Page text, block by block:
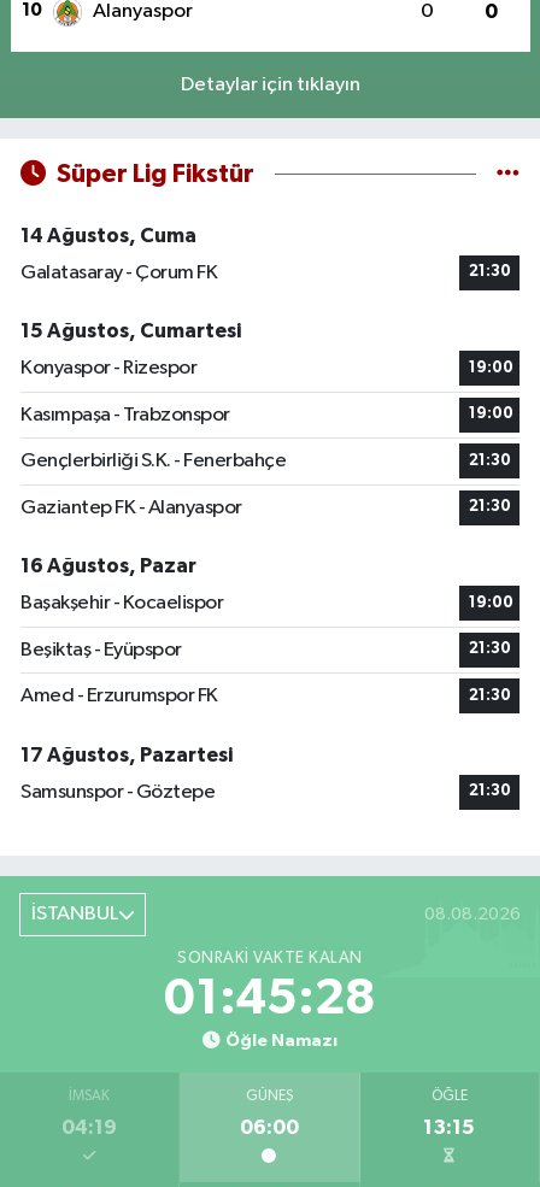
10 Alanyaspor 0 0
Detaylar için tıklayın
Süper Lig Fikstür
14 Ağustos, Cuma
Galatasaray - Çorum FK
21:30
15 Ağustos, Cumartesi
Konyaspor - Rizespor
19:00
Kasımpaşa - Trabzonspor 19:00
Gençlerbirliği S.K. - Fenerbahçe 21:30
Gaziantep FK - Alanyaspor 21:30
16 Ağustos, Pazar
Başakşehir - Kocaelispor
19:00
Beşiktaş - Eyüpspor 21:30
Amed - Erzurumspor FK 21:30
17 Ağustos, Pazartesi
Samsunspor - Göztepe
21:30
İSTANBUL 08.08.2026
SONRAKI VAKTE KALAN
01:45:28
Öğle Namazı
İMSAK
04:19
GÜNEŞ
06:00
ÖĞLE
13:15